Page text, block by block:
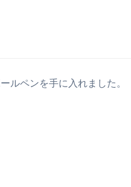
ルペンを手に入れました。